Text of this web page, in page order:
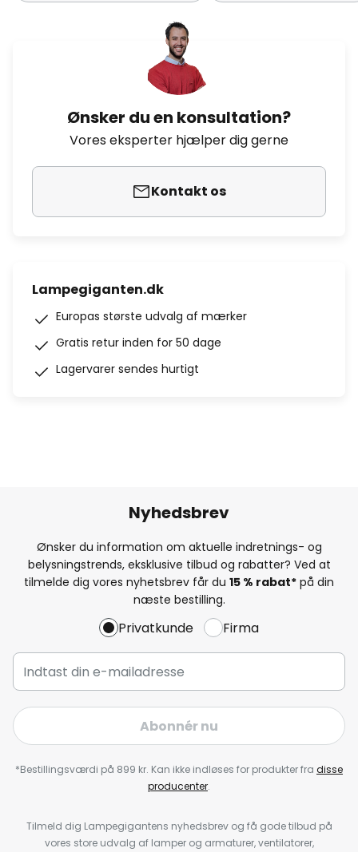
Ønsker du en konsultation?
Vores eksperter hjælper dig gerne
Kontakt os
Lampegiganten.dk
Europas største udvalg af mærker
Gratis retur inden for 50 dage
Lagervarer sendes hurtigt
Nyhedsbrev
Ønsker du information om aktuelle indretnings- og
belysningstrends, eksklusive tilbud og rabatter? Ved at
tilmelde dig vores nyhetsbrev får du 15 % rabat* på din
næste bestilling.
Privatkunde Firma
Abonnér nu
*Bestillingsværdi på 899 kr. Kan ikke indløses for produkter fra disse
producenter.
Tilmeld dig Lampegigantens nyhedsbrev og få gode tilbud på
vores store udvalg af lamper og armaturer, ventilatorer,